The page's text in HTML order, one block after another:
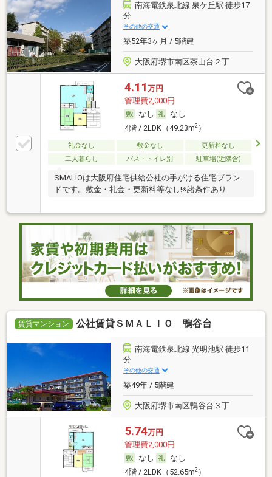
南海電鉄泉北線 泉ケ丘駅 徒歩17
分
その他の交通
築52年3ヶ月 / 5階建
大阪府堺市南区茶山台２丁
4.11 万円
管理費2,000円
なし
なし
4階 / 2LDK（49.23m2）
礼金なし 敷金なし
更新料なし
二人暮らし
バス・トイレ別 駐車場(近隣含)
SMALIOは大阪府住宅供給公社の手がける住宅ブラン
ドです。敷金・礼金・更新料等なし!※諸条件あり
賃貸マンション 公社賃貸ＳＭＡＬＩＯ 鴨谷台
南海電鉄泉北線 光明池駅 徒歩11
分
その他の交通
築49年 / 5階建
大阪府堺市南区鴨谷台３丁
5.74万円
管理費2,000円
なし
なし
4階 / 2LDK（52.65m2）